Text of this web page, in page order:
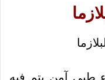
طبي آمن يتم فيه